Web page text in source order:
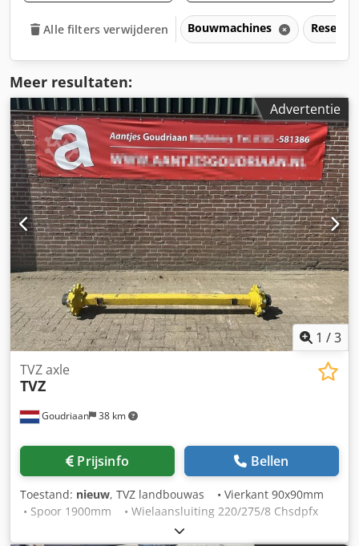
Alle filters verwijderen Bouwmachines
Meer resultaten:
Advertentie
1 /3
Goudriaan 38 km
TVZ axle
TVZ
Prijsinfo Bellen
Toestand: nieuw, TVZ landbouwas • Vierkant 90x90mm
• Spoor 1900mm • Wielaansluiting 220/275/8 Chsdpfx
Aezr H Uiek Uoa • Ongeremd Staat: Nieuw